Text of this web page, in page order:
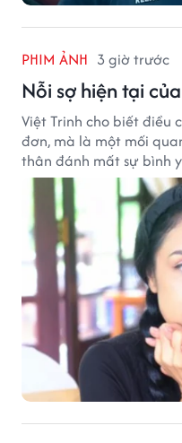
PHIM ẢNH 3 giờ trước
Nỗi sợ hiện tại
Việt Trinh cho biết điều
đơn, mà là một mối
thân đánh mất sự bình